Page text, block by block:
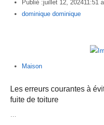
Publié :juillet 12, 202411:51
Author
dominique dominique
Maison
Les erreurs courantes à
fuite de toiture